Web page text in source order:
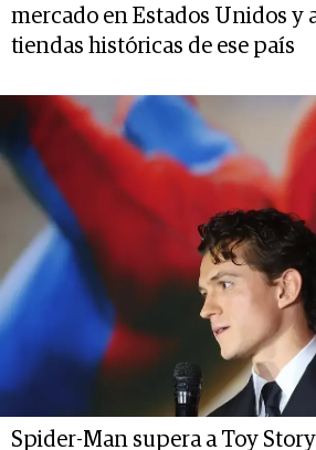
mercado en Estados Unidos y
tiendas históricas de ese país
Spider-Man supera a Toy